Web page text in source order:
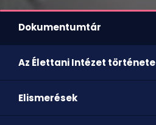
Dokumentumtár
Az Élettani Intézet története
Elismerések